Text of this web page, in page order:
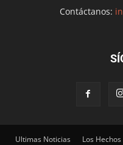
Contáctanos:
Ultimas Noticias Los Hechos